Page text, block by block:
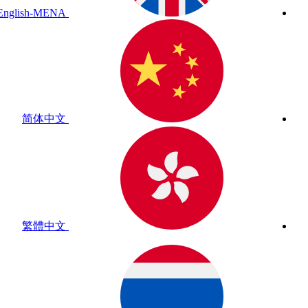
MENA
简体中文
繁體中文